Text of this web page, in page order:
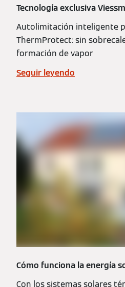
Tecnología exclusiva
Autolimitación inteligente
ThermProtect: sin
formación de vapor
Seguir leyendo
Cómo funciona la energía
Con los sistemas solares